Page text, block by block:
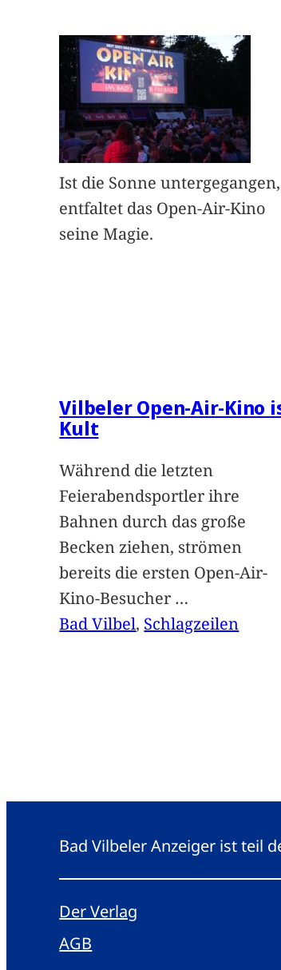
Ist die Sonne untergegangen,
entfaltet das Open-Air-Kino
seine Magie.
Vilbeler Open-Air-Kino
Kult
Während die letzten
Feierabendsportler ihre
Bahnen durch das große
Becken ziehen, strömen
bereits die ersten Open-Air-
Kino-Besucher …
Bad Vilbel, Schlagzeilen
Bad Vilbeler Anzeiger ist teil
Der Verlag
AGB